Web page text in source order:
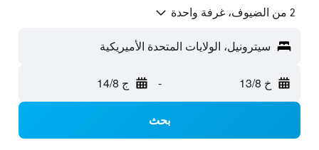
2 من الضيوف، غرفة واحدة
سيترونيل، الولايات المتحدة الأميريكية
خ 13/8 - ج 14/8
بحث